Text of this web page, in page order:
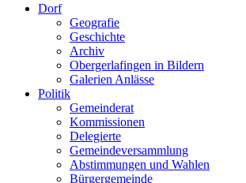
Dorf
Geografie
Geschichte
Archiv
Obergerlafingen in Bildern
Galerien Anlässe
Politik
Gemeinderat
Kommissionen
Delegierte
Gemeindeversammlung
Abstimmungen und Wahlen
Bürgergemeinde